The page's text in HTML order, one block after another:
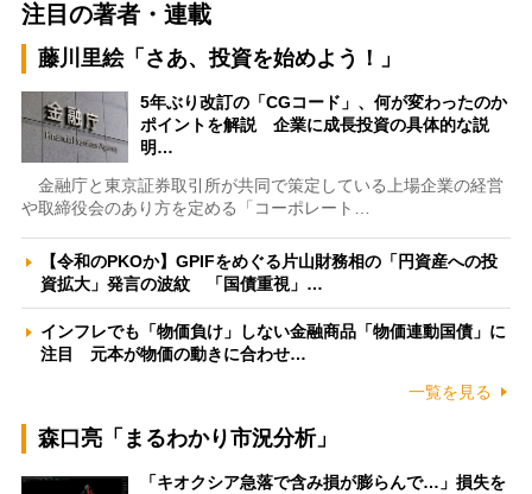
注目の著者・連載
藤川里絵「さあ、投資を始めよう！」
5年ぶり改訂の「CGコード」、何が変わったのか
ポイントを解説 企業に成長投資の具体的な説
明…
金融庁と東京証券取引所が共同で策定している上場企業の経営
や取締役会のあり方を定める「コーポレート…
【令和のPKOか】GPIFをめぐる片山財務相の「円資産への投
資拡大」発言の波紋 「国債重視」…
インフレでも「物価負け」しない金融商品「物価連動国債」に
注目 元本が物価の動きに合わせ…
一覧を見る
森口亮「まるわかり市況分析」
「キオクシア急落で含み損が膨らんで…」損失を